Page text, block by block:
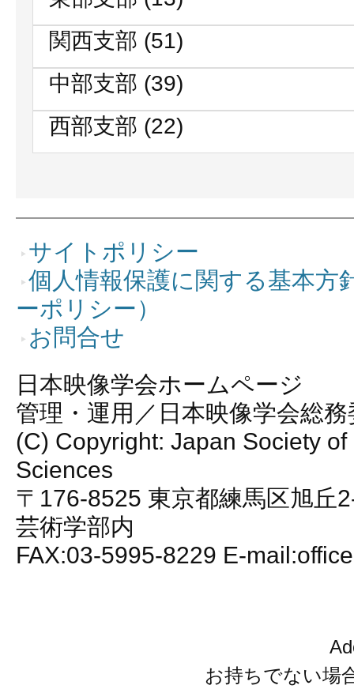
関西支部 (51)
中部支部 (39)
西部支部 (22)
サイトポリシー
個人情報保護に関する基本方
ーポリシー）
お問合せ
日本映像学会ホームページ
管理・運用／日本映像学会総
(C) Copyright: Japan Society of
Sciences
〒176-8525 東京都練馬区旭丘
芸術学部内
FAX:03-5995-8229 E-
お持ちでない場